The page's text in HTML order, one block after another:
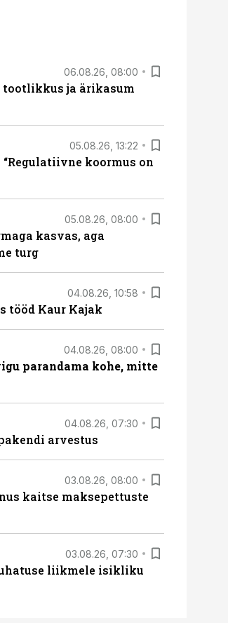
06.08.26, 08:00
tootlikkus ja ärikasum
05.08.26, 13:22
koormus on
05.08.26, 08:00
kasvas, aga
turg
04.08.26, 10:58
tööd Kaur Kajak
04.08.26, 08:00
parandama kohe, mitte
04.08.26, 07:30
arvestus
03.08.26, 08:00
kaitse maksepettuste
03.08.26, 07:30
liikmele isikliku